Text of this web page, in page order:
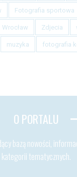
Fotografia sportowa
Wrocław Zdjecia
muzyka fotografia
O PORTALU
bazą nowości,
kategorii tematycznych.